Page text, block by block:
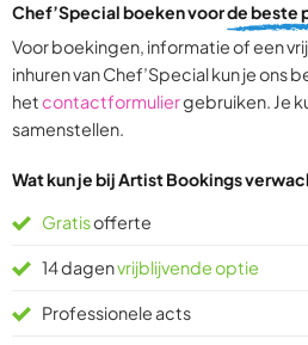
based
31
ratings
Chef’Special boeken voorde beste
Voor boekingen, informatie of een
inhuren van Chef’Special kun je ons
hetcontactformuliergebruiken. Je
samenstellen.
Wat kun je bij Artist Bookings
Gratisofferte
14 dagenvrijblijvende optie
Professionele acts